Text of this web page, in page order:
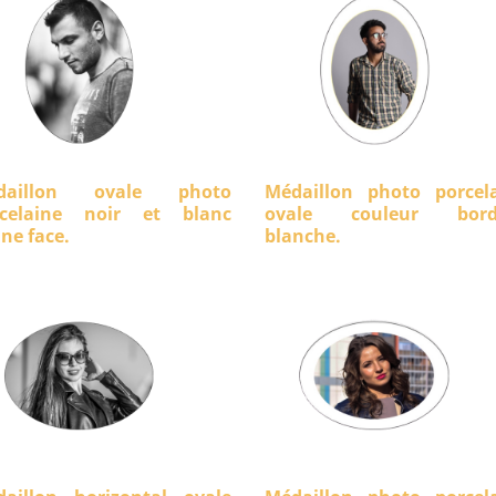
ovale photo
noir et blanc
face.
Médaillon photo
ovale couleur
blanche.